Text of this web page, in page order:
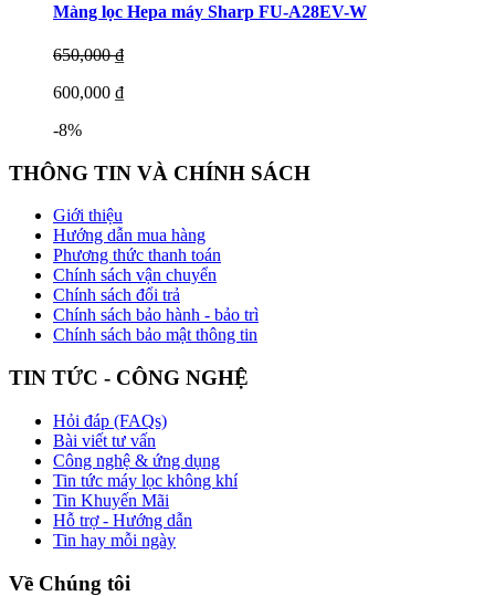
Màng lọc Hepa máy Sharp FU-A28EV-W
650,000 ₫
600,000 ₫
-8%
THÔNG TIN VÀ CHÍNH SÁCH
Giới thiệu
Hướng dẫn mua hàng
Phương thức thanh toán
Chính sách vận chuyển
Chính sách đổi trả
Chính sách bảo hành - bảo trì
Chính sách bảo mật thông tin
TIN TỨC - CÔNG NGHỆ
Hỏi đáp (FAQs)
Bài viết tư vấn
Công nghệ & ứng dụng
Tin tức máy lọc không khí
Tin Khuyến Mãi
Hỗ trợ - Hướng dẫn
Tin hay mỗi ngày
Về Chúng tôi